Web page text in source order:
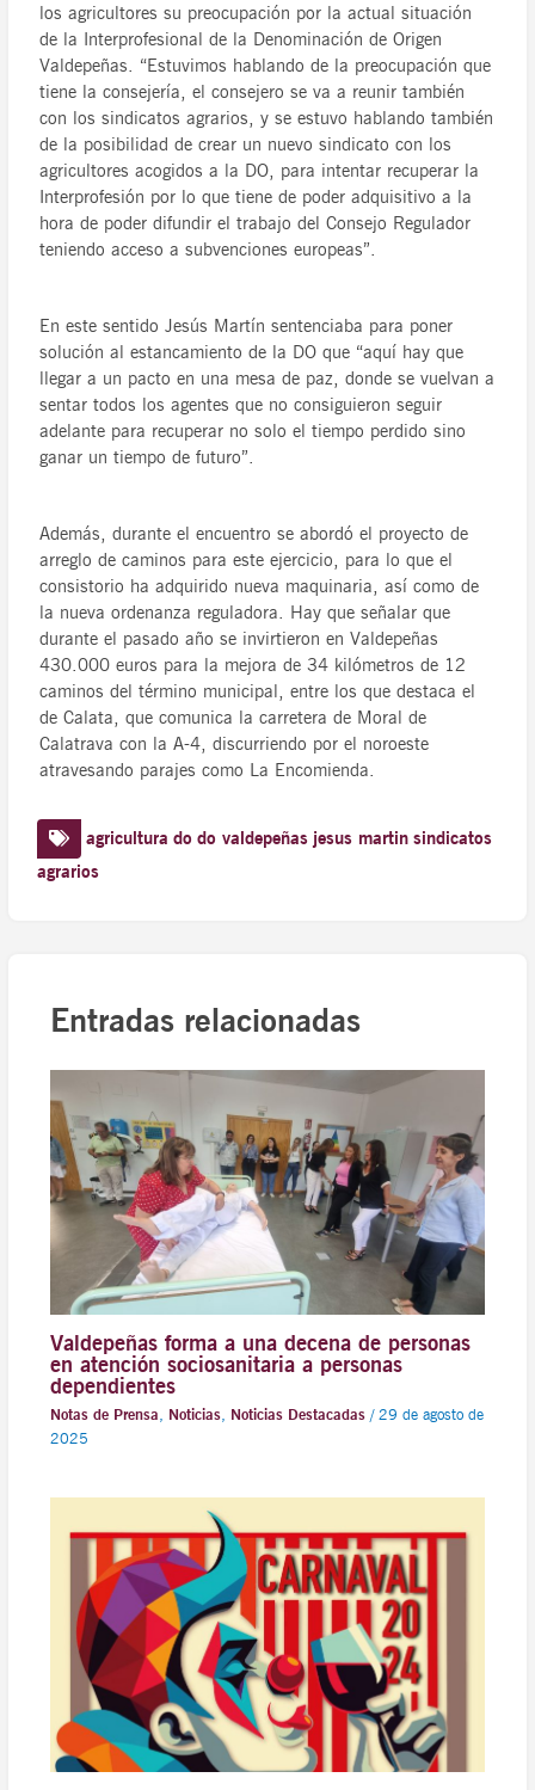
los agricultores su preocupación por la actual situación
de la Interprofesional de la Denominación de Origen
Valdepeñas. “Estuvimos hablando de la preocupación que
tiene la consejería, el consejero se va a reunir también
con los sindicatos agrarios, y se estuvo hablando también
de la posibilidad de crear un nuevo sindicato con los
agricultores acogidos a la DO, para intentar recuperar la
Interprofesión por lo que tiene de poder adquisitivo a la
hora de poder difundir el trabajo del Consejo Regulador
teniendo acceso a subvenciones europeas”.
En este sentido Jesús Martín sentenciaba para poner
solución al estancamiento de la DO que “aquí hay que
llegar a un pacto en una mesa de paz, donde se vuelvan a
sentar todos los agentes que no consiguieron seguir
adelante para recuperar no solo el tiempo perdido sino
ganar un tiempo de futuro”.
Además, durante el encuentro se abordó el proyecto de
arreglo de caminos para este ejercicio, para lo que el
consistorio ha adquirido nueva maquinaria, así como de
la nueva ordenanza reguladora. Hay que señalar que
durante el pasado año se invirtieron en Valdepeñas
430.000 euros para la mejora de 34 kilómetros de 12
caminos del término municipal, entre los que destaca el
de Calata, que comunica la carretera de Moral de
Calatrava con la A-4, discurriendo por el noroeste
atravesando parajes como La Encomienda.
agricultura do do valdepeñas jesus martin sindicatos
agrarios
Entradas relacionadas
Valdepeñas forma a una decena de personas
en atención sociosanitaria a personas
dependientes
Notas de Prensa, Noticias, Noticias Destacadas/ 29 de agosto de
2025